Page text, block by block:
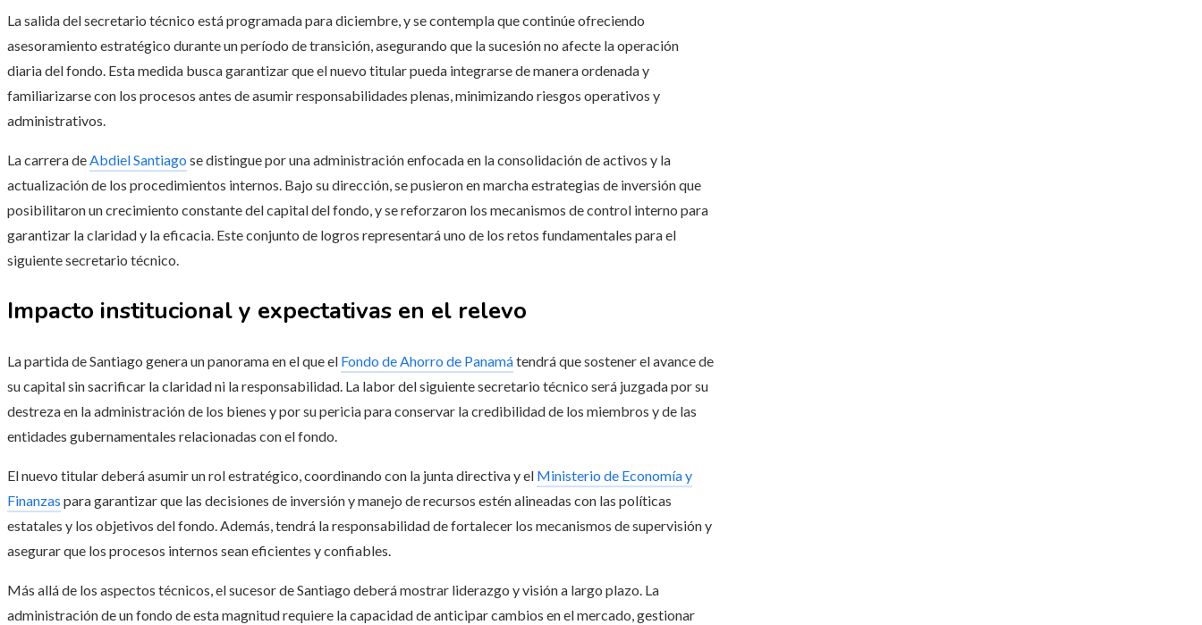
La salida del secretario técnico está programada para diciembre, y se contempla que continúe ofreciendo
asesoramiento estratégico durante un período de transición, asegurando que la sucesión no afecte la operación
diaria del fondo. Esta medida busca garantizar que el nuevo titular pueda integrarse de manera ordenada y
familiarizarse con los procesos antes de asumir responsabilidades plenas, minimizando riesgos operativos y
administrativos.
La carrera deAbdiel Santiago se distingue por una administración enfocada en la consolidación de activos y la
actualización de los procedimientos internos. Bajo su dirección, se pusieron en marcha estrategias de inversión que
posibilitaron un crecimiento constante del capital del fondo, y se reforzaron los mecanismos de control interno para
garantizar la claridad y la eficacia. Este conjunto de logros representará uno de los retos fundamentales para el
siguiente secretario técnico.
Impacto institucional y expectativas en el relevo
La partida de Santiago genera un panorama en el que el Fondo de Ahorro de Panamátendrá que sostener el avance de
su capital sin sacrificar la claridad ni la responsabilidad. La labor del siguiente secretario técnico será juzgada por su
destreza en la administración de los bienes y por su pericia para conservar la credibilidad de los miembros y de las
entidades gubernamentales relacionadas con el fondo.
El nuevo titular deberá asumir un rol estratégico, coordinando con la junta directiva y el Ministerio de Economía y
Finanzas para garantizar que las decisiones de inversión y manejo de recursos estén alineadas con las políticas
estatales y los objetivos del fondo. Además, tendrá la responsabilidad de fortalecer los mecanismos de supervisión y
asegurar que los procesos internos sean eficientes y confiables.
Más allá de los aspectos técnicos, el sucesor de Santiago deberá mostrar liderazgo y visión a largo plazo. La
administración de un fondo de esta magnitud requiere la capacidad de anticipar cambios en el mercado, gestionar